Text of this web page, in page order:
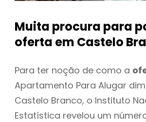
Muita procura para
oferta em Castelo
Para ter noção de como a
Apartamento Para Alugar
Castelo Branco, o Instituto
Estatística revelou um